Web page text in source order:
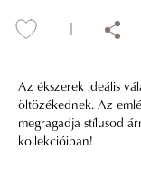
Az ékszerek ideális
öltözékednek. Az
megragadja stílusod
kollekcióiban!